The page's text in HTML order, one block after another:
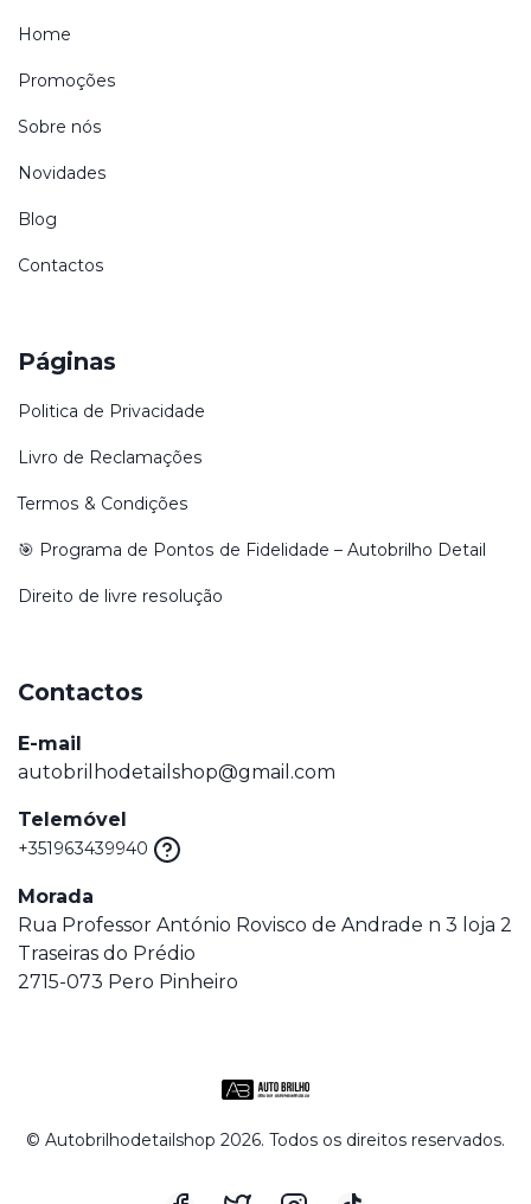
© Autobrilhodetailshop 2026. Todos os direitos reservados.
Home
Promoções
Sobre nós
Novidades
Blog
Contactos
Páginas
Politica de Privacidade
Livro de Reclamações
Termos & Condições
🎯 Programa de Pontos de Fidelidade – Autobrilho Detail
Direito de livre resolução
Contactos
E-mail
autobrilhodetailshop@gmail.com
Telemóvel
+351963439940
Morada
Rua Professor António Rovisco de Andrade n 3 loja 2
Traseiras do Prédio
2715-073 Pero Pinheiro